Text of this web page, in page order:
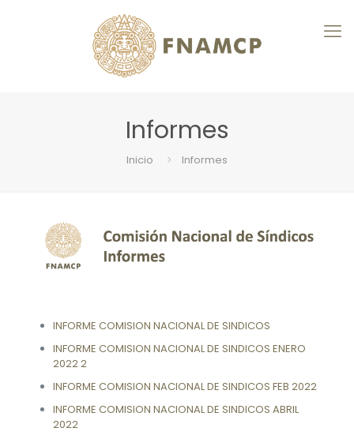
Informes
Inicio Informes
INFORME COMISION NACIONAL DE SINDICOS
INFORME COMISION NACIONAL DE SINDICOS ENERO
2022 2
INFORME COMISION NACIONAL DE SINDICOS FEB 2022
INFORME COMISION NACIONAL DE SINDICOS ABRIL
2022